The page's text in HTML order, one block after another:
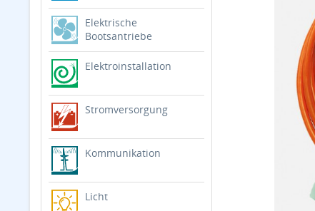
Elektrische
Bootsantriebe
Elektroinstallation
Stromversorgung
Kommunikation
Licht